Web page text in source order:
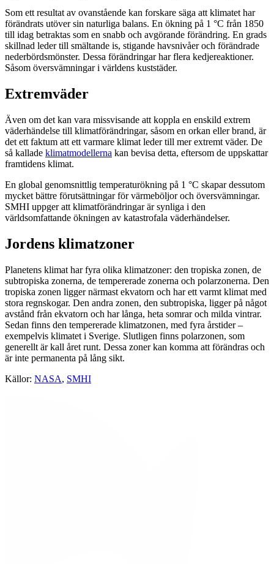
Som ett resultat av ovanstående kan forskare säga att klimatet har
förändrats utöver sin naturliga balans. En ökning på 1 °C från 1850
till idag betraktas som en snabb och avgörande förändring. En grads
skillnad leder till smältande is, stigande havsnivåer och förändrade
nederbördsmönster. Dessa förändringar har flera kedjereaktioner.
Såsom översvämningar i världens kuststäder.
Extremväder
Även om det kan vara missvisande att koppla en enskild extrem
väderhändelse till klimatförändringar, såsom en orkan eller brand, är
det ett faktum att ett varmare klimat leder till mer extremt väder. De
så kallade klimatmodellerna kan bevisa detta, eftersom de uppskattar
framtidens klimat.
En global genomsnittlig temperaturökning på 1 °C skapar dessutom
mycket bättre förutsättningar för värmeböljor och översvämningar.
SMHI uppger att klimatförändringar är synliga i den
världsomfattande ökningen av katastrofala väderhändelser.
Jordens klimatzoner
Planetens klimat har fyra olika klimatzoner: den tropiska zonen, de
subtropiska zonerna, de tempererade zonerna och polarzonerna. Den
tropiska zonen ligger närmast ekvatorn och har ett varmt klimat med
stora regnskogar. Den andra zonen, den subtropiska, ligger på något
avstånd från ekvatorn och har långa, heta somrar och milda vintrar.
Sedan finns den tempererade klimatzonen, med fyra årstider –
exempelvis klimatet i Sverige. Slutligen finns polarzonen, som
generellt är kall året runt. Dessa zoner kan komma att förändras och
är inte permanenta på lång sikt.
Källor: NASA, SMHI